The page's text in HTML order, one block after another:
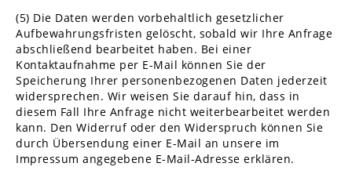
(5) Die Daten werden vorbehaltlich gesetzlicher
Aufbewahrungsfristen gelöscht, sobald wir Ihre Anfrage
abschließend bearbeitet haben. Bei einer
Kontaktaufnahme per E-Mail können Sie der
Speicherung Ihrer personenbezogenen Daten jederzeit
widersprechen. Wir weisen Sie darauf hin, dass in
diesem Fall Ihre Anfrage nicht weiterbearbeitet werden
kann. Den Widerruf oder den Widerspruch können Sie
durch Übersendung einer E-Mail an unsere im
Impressum angegebene E-Mail-Adresse erklären.